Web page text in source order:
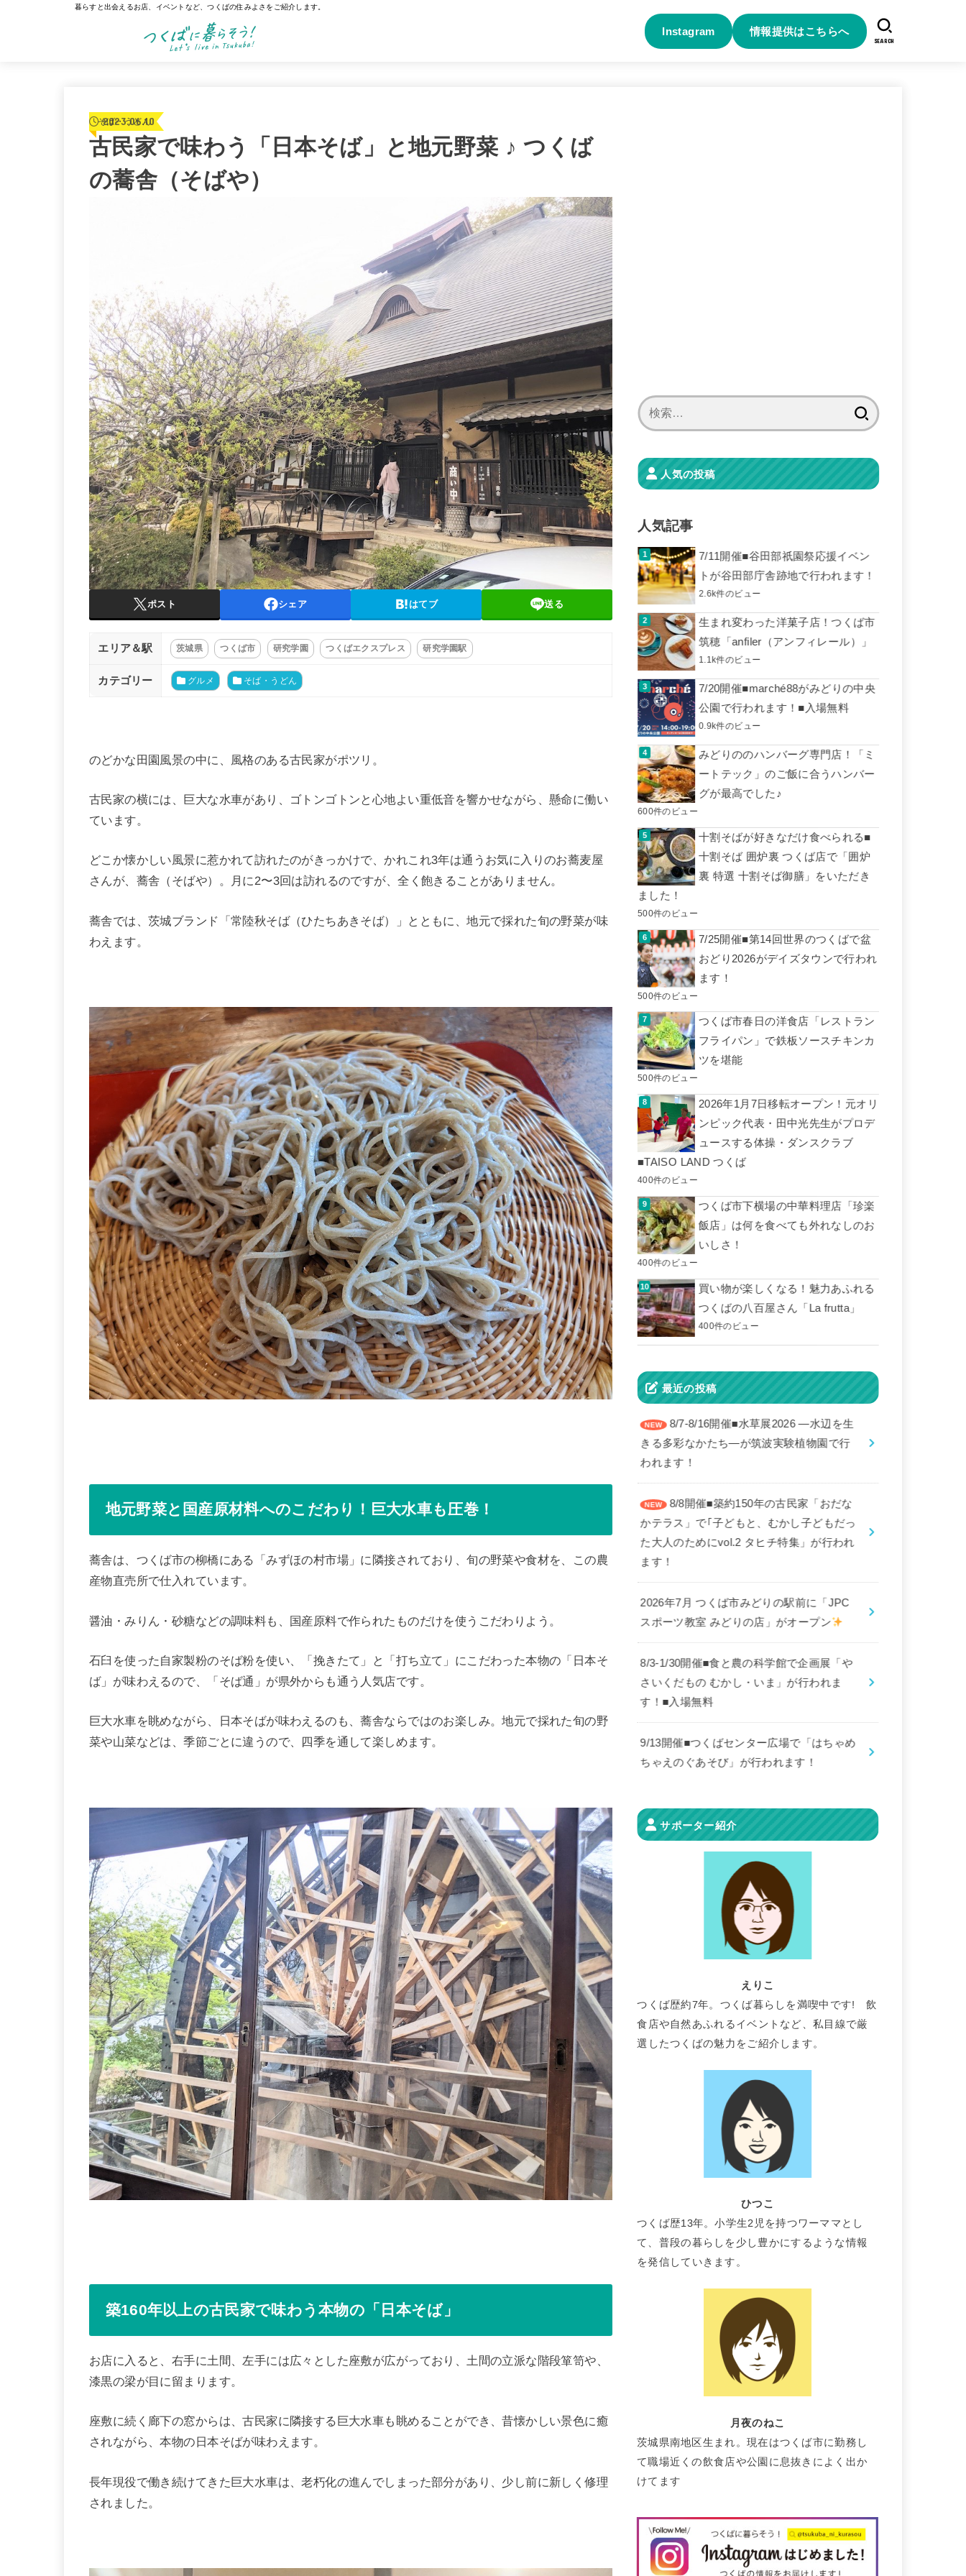
暮らすと出会えるお店、イベントなど、つくばの住みよさをご紹介します。
Instagram 情報提供はこちらへ
SEARCH
そば・うどん
2023.06.10
古民家で味わう「日本そば」と地元野菜 ♪ つくば
の蕎舎（そばや）
ポスト シェア はてブ 送る
エリア＆駅 茨城県 つくば市 研究学園 つくばエクスプレス 研究学園駅
カテゴリー グルメ そば・うどん
のどかな田園風景の中に、風格のある古民家がポツリ。
古民家の横には、巨大な水車があり、ゴトンゴトンと心地よい重低音を響かせながら、懸命に働い
ています。
どこか懐かしい風景に惹かれて訪れたのがきっかけで、かれこれ3年は通うお気に入りのお蕎麦屋
さんが、蕎舎（そばや）。月に2〜3回は訪れるのですが、全く飽きることがありません。
蕎舎では、茨城ブランド「常陸秋そば（ひたちあきそば）」とともに、地元で採れた旬の野菜が味
わえます。
地元野菜と国産原材料へのこだわり！巨大水車も圧巻！
蕎舎は、つくば市の柳橋にある「みずほの村市場」に隣接されており、旬の野菜や食材を、この農
産物直売所で仕入れています。
醤油・みりん・砂糖などの調味料も、国産原料で作られたものだけを使うこだわりよう。
石臼を使った自家製粉のそば粉を使い、「挽きたて」と「打ち立て」にこだわった本物の「日本そ
ば」が味わえるので、「そば通」が県外からも通う人気店です。
巨大水車を眺めながら、日本そばが味わえるのも、蕎舎ならではのお楽しみ。地元で採れた旬の野
菜や山菜などは、季節ごとに違うので、四季を通して楽しめます。
築160年以上の古民家で味わう本物の「日本そば」
お店に入ると、右手に土間、左手には広々とした座敷が広がっており、土間の立派な階段箪笥や、
漆黒の梁が目に留まります。
座敷に続く廊下の窓からは、古民家に隣接する巨大水車も眺めることができ、昔懐かしい景色に癒
されながら、本物の日本そばが味わえます。
長年現役で働き続けてきた巨大水車は、老朽化の進んでしまった部分があり、少し前に新しく修理
されました。
人気の投稿
人気記事
7/11開催■谷田部祇園祭応援イベン
トが谷田部庁舎跡地で行われます！
2.6k件のビュー
生まれ変わった洋菓子店！つくば市
筑穂「anfiler（アンフィレール）」
1.1k件のビュー
7/20開催■marché88がみどりの中央
公園で行われます！■入場無料
0.9k件のビュー
みどりののハンバーグ専門店！「ミ
ートテック」のご飯に合うハンバー
グが最高でした♪
600件のビュー
十割そばが好きなだけ食べられる■
十割そば 囲炉裏 つくば店で「囲炉
裏 特選 十割そば御膳」をいただき
ました！
500件のビュー
7/25開催■第14回世界のつくばで盆
おどり2026がデイズタウンで行われ
ます！
500件のビュー
つくば市春日の洋食店「レストラン
フライパン」で鉄板ソースチキンカ
ツを堪能
500件のビュー
2026年1月7日移転オープン！元オリ
ンピック代表・田中光先生がプロデ
ュースする体操・ダンスクラブ
■TAISO LAND つくば
400件のビュー
つくば市下横場の中華料理店「珍楽
飯店」は何を食べても外れなしのお
いしさ！
400件のビュー
買い物が楽しくなる！魅力あふれる
つくばの八百屋さん「La frutta」
400件のビュー
最近の投稿
8/7-8/16開催■水草展2026 ―水辺を生
きる多彩なかたち―が筑波実験植物園で行
われます！
8/8開催■築約150年の古民家「おだな
かテラス」で｢子どもと、むかし子どもだっ
た大人のためにvol.2 タヒチ特集」が行われ
ます！
2026年7月 つくば市みどりの駅前に「JPC
スポーツ教室 みどりの店」がオープン
8/3-1/30開催■食と農の科学館で企画展「や
さいくだもの むかし・いま」が行われま
す！■入場無料
9/13開催■つくばセンター広場で「はちゃめ
ちゃえのぐあそび」が行われます！
サポーター紹介
えりこ
つくば歴約7年。つくば暮らしを満喫中です! 飲
食店や自然あふれるイベントなど、私目線で厳
選したつくばの魅力をご紹介します。
ひつこ
つくば歴13年。小学生2児を持つワーママとし
て、普段の暮らしを少し豊かにするような情報
を発信していきます。
月夜のねこ
茨城県南地区生まれ。現在はつくば市に勤務し
て職場近くの飲食店や公園に息抜きによく出か
けてます